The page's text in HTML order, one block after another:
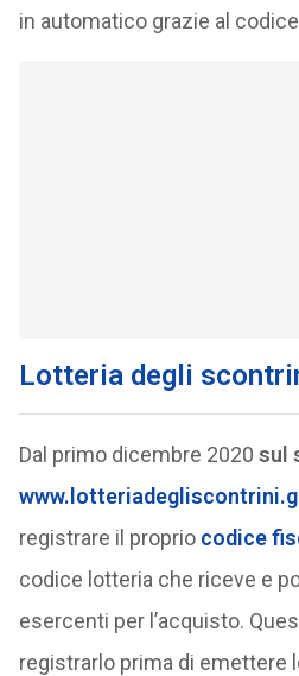
in automatico grazie al
Lotteria degli
Dal primo dicembre 2020 sul
registrare il proprio codice
codice lotteria che riceve e
esercenti per l’acquisto.
registrarlo prima di emettere